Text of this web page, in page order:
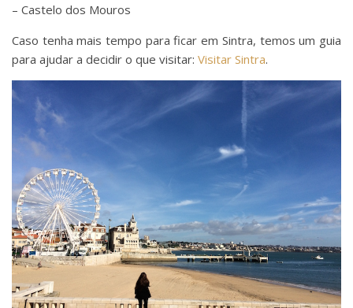
– Castelo dos Mouros
Caso tenha mais tempo para ficar em Sintra, temos um guia
para ajudar a decidir o que visitar: Visitar Sintra.